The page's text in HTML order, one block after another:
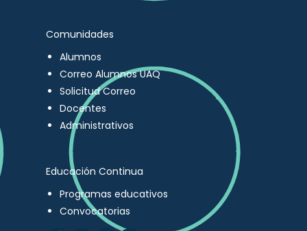
Comunidades
Alumnos
Correo Alumnos UAQ
Solicitud Correo
Docentes
Administrativos
Educación Continua
Programas educativos
Convocatorias